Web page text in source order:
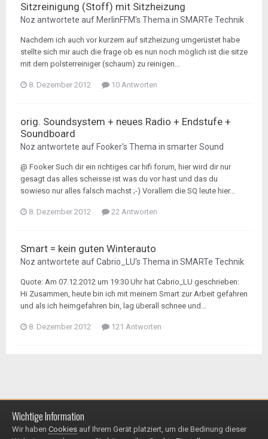
Sitzreinigung (Stoff) mit Sitzheizung
Noz antwortete auf MerlinFFM's Thema in SMARTe Technik
Nachdem ich auch vor kurzem auf sitzheizung umgerüstet habe
stellte sich mir auch die frage ob es nun noch möglich ist die sitze
mit dem polsterreiniger (schaum) zu reinigen...
8. Dezember 2012 10 Antworten
orig. Soundsystem + neues Radio + Endstufe +
Soundboard
Noz antwortete auf Fooker's Thema in smarter Sound
@ Fooker Such dir ein richtiges car hifi forum, hier wird dir nur
gesagt das alles scheisse ist was du vor hast und das du
sowieso nur alles falsch machst ;-) Vorallem die SQ leute hier...
8. Dezember 2012 22 Antworten
Smart = kein guten Winterauto
Noz antwortete aufCabrio_LU's Thema in SMARTe Technik
Quote: Am 07.12.2012 um 19:30 Uhr hat Cabrio_LU geschrieben:
Hi Zusammen, heute bin ich mit meinem Smart zur Arbeit gefahren
und als ich heimgefahren bin, lag überall schnee und...
8. Dezember 2012 121 Antworten
Impressum / Datenschutzerklärung
© 1999 - 2025
Wichtige Information
Wir haben Cookies auf Ihrem Gerät platziert, um die Bedinung dieser